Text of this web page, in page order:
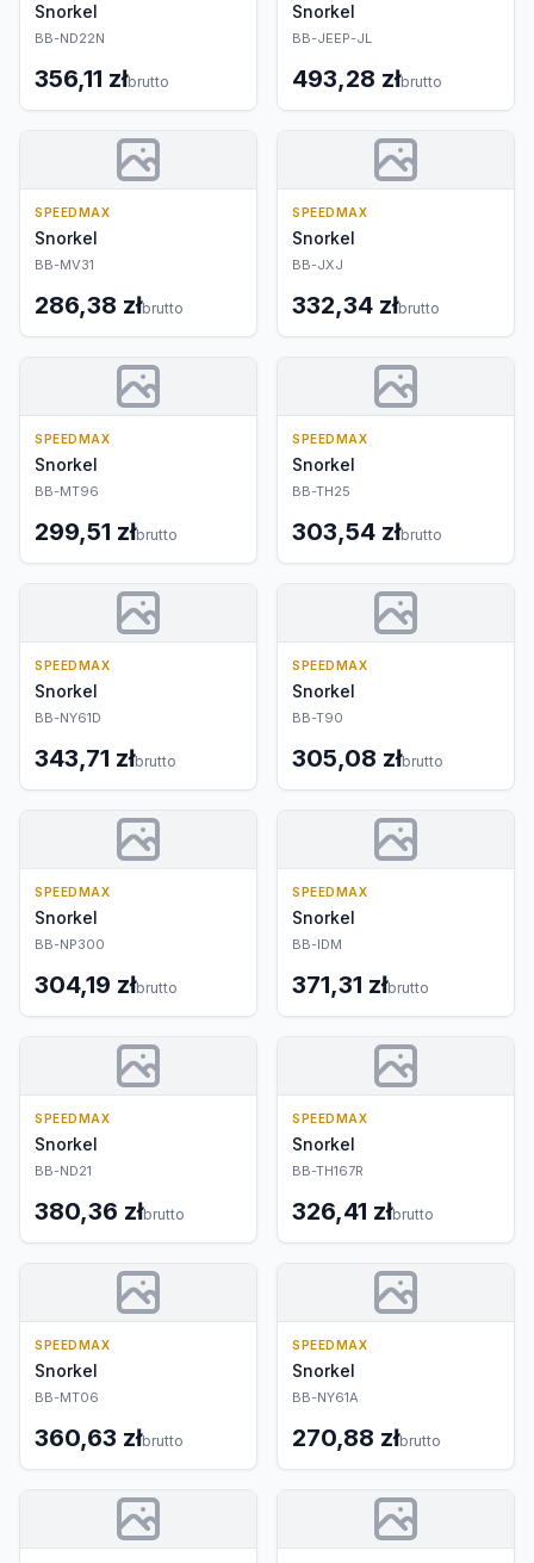
Snorkel
BB-ND22N
356,11 złbrutto
Snorkel
BB-JEEP-JL
493,28 złbrutto
SPEEDMAX
Snorkel
BB-MV31
286,38 złbrutto
SPEEDMAX
Snorkel
BB-JXJ
332,34 złbrutto
SPEEDMAX
Snorkel
BB-MT96
299,51 złbrutto
SPEEDMAX
Snorkel
BB-TH25
303,54 złbrutto
SPEEDMAX
Snorkel
BB-NY61D
343,71 złbrutto
SPEEDMAX
Snorkel
BB-T90
305,08 złbrutto
SPEEDMAX
Snorkel
BB-NP300
304,19 złbrutto
SPEEDMAX
Snorkel
BB-IDM
371,31 złbrutto
SPEEDMAX
Snorkel
BB-ND21
380,36 złbrutto
SPEEDMAX
Snorkel
BB-TH167R
326,41 złbrutto
SPEEDMAX
Snorkel
BB-MT06
360,63 złbrutto
SPEEDMAX
Snorkel
BB-NY61A
270,88 złbrutto